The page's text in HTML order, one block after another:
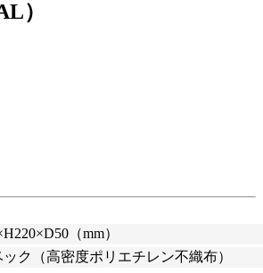
）
（mm）
ック（高密度ポリエチレン不織布）